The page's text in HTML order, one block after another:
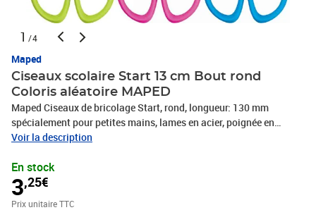
1 /4
Maped
Ciseaux scolaire Start 13 cm Bout rond
Coloris aléatoire MAPED
Maped Ciseaux de bricolage Start, rond, longueur: 130 mm
spécialement pour petites mains, lames en acier, poignée en
plastique, pour droitiers, livré dans les couleurs suivantes: bleu,
Voir la description
En stock
3,25€
Prix unitaire TTC